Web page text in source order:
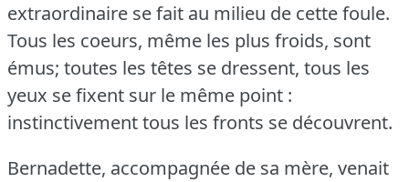
extraordinaire se fait au milieu de cette foule.
Tous les coeurs, même les plus froids, sont
émus; toutes les têtes se dressent, tous les
yeux se fixent sur le même point :
instinctivement tous les fronts se découvrent.
Bernadette, accompagnée de sa mère, venait